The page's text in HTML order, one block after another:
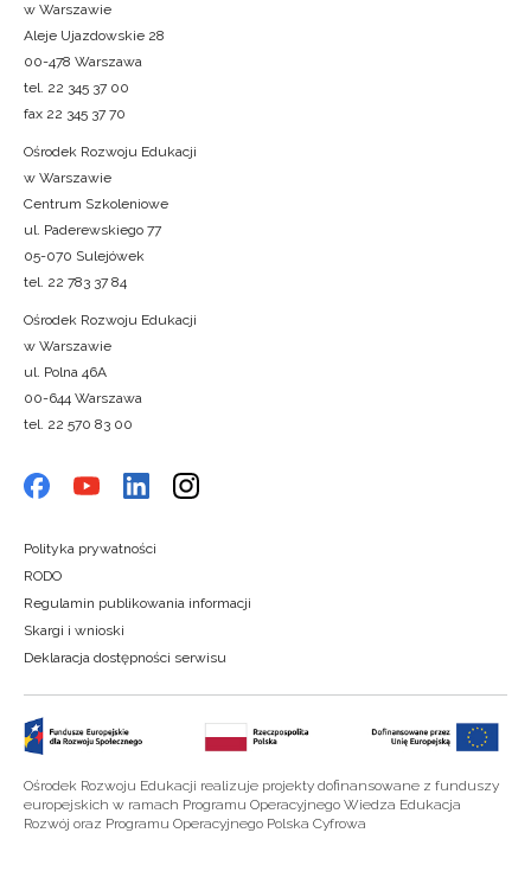
w Warszawie
Aleje Ujazdowskie 28
00-478 Warszawa
tel. 22 345 37 00
fax 22 345 37 70
Ośrodek Rozwoju Edukacji
w Warszawie
Centrum Szkoleniowe
ul. Paderewskiego 77
05-070 Sulejówek
tel. 22 783 37 84
Ośrodek Rozwoju Edukacji
w Warszawie
ul. Polna 46A
00-644 Warszawa
tel. 22 570 83 00
Polityka prywatności
RODO
Regulamin publikowania informacji
Skargi i wnioski
Deklaracja dostępności serwisu
Ośrodek Rozwoju Edukacji realizuje projekty dofinansowane z funduszy
europejskich w ramach Programu Operacyjnego Wiedza Edukacja
Rozwój oraz Programu Operacyjnego Polska Cyfrowa